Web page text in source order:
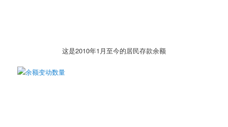
这是2010年1月至今的居民存款余额